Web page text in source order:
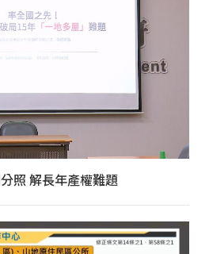
照 解長年產權難題